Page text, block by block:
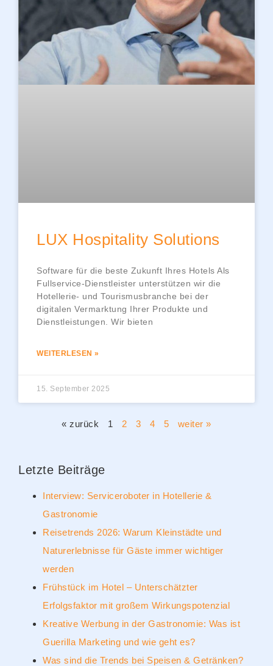
LUX Hospitality Solutions
Software für die beste Zukunft Ihres Hotels Als
Fullservice-Dienstleister unterstützen wir die
Hotellerie- und Tourismusbranche bei der
digitalen Vermarktung Ihrer Produkte und
Dienstleistungen. Wir bieten
WEITERLESEN »
15. September 2025
« zurück 1 2 3 4 5 weiter »
Letzte Beiträge
Interview: Serviceroboter in Hotellerie &
Gastronomie
Reisetrends 2026: Warum Kleinstädte und
Naturerlebnisse für Gäste immer wichtiger
werden
Frühstück im Hotel – Unterschätzter
Erfolgsfaktor mit großem Wirkungspotenzial
Kreative Werbung in der Gastronomie: Was ist
Guerilla Marketing und wie geht es?
Was sind die Trends bei Speisen & Getränken?